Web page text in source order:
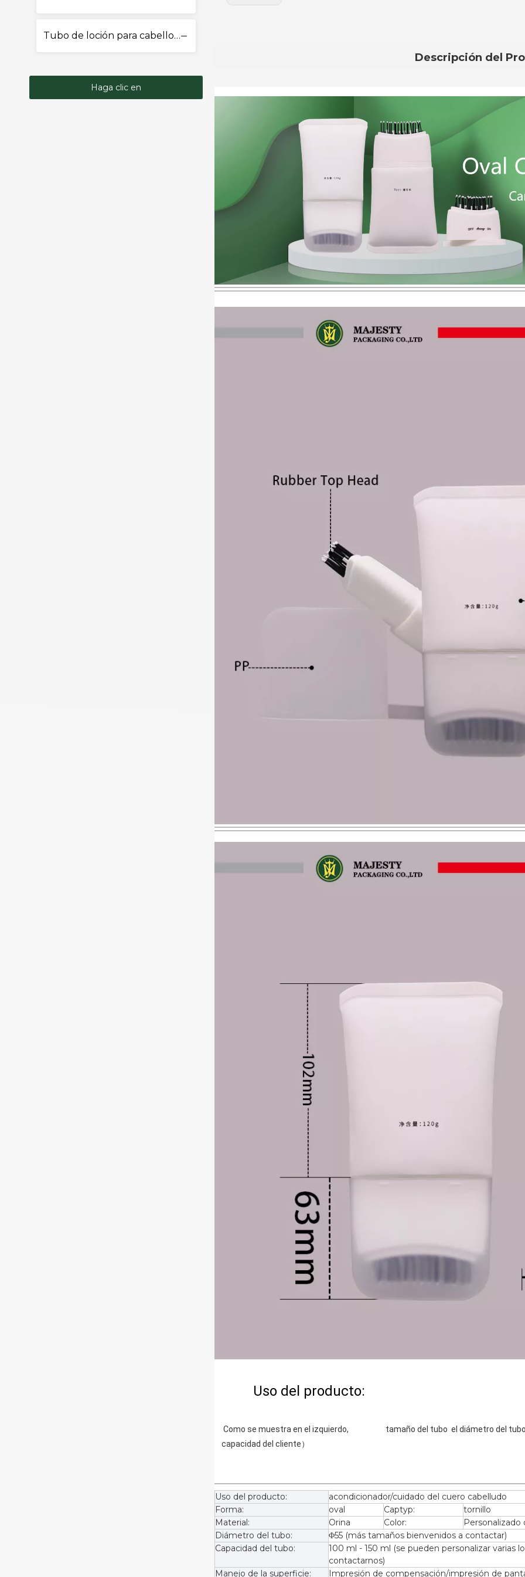
Tubo de loción para cabello y cuerpo
Haga clic en
Descripción del
Uso del producto:
capacidad del cliente）
Uso del producto:
acondicionador/cuidado del cuero cabelludo
Forma:
oval Captyp:
tornillo
Material:
Orina Color:
Personalizado
Diámetro del tubo:
Φ55 (más tamaños bienvenidos a contactar)
Capacidad del tubo:
100 ml - 150 ml (se pueden personalizar varias
contactarnos)
Manejo de la superficie:
Impresión de compensación/impresión de